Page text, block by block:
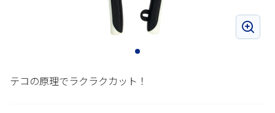
テコの原理でラクラクカット！